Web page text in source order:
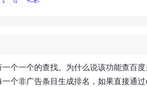
个一个的查找。为什么说该功能查百
个非广告条目生成排名，如果直接通